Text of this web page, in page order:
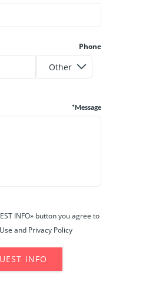
Phone
Message*
INFO» button you agree to
and Privacy Policy
INFO